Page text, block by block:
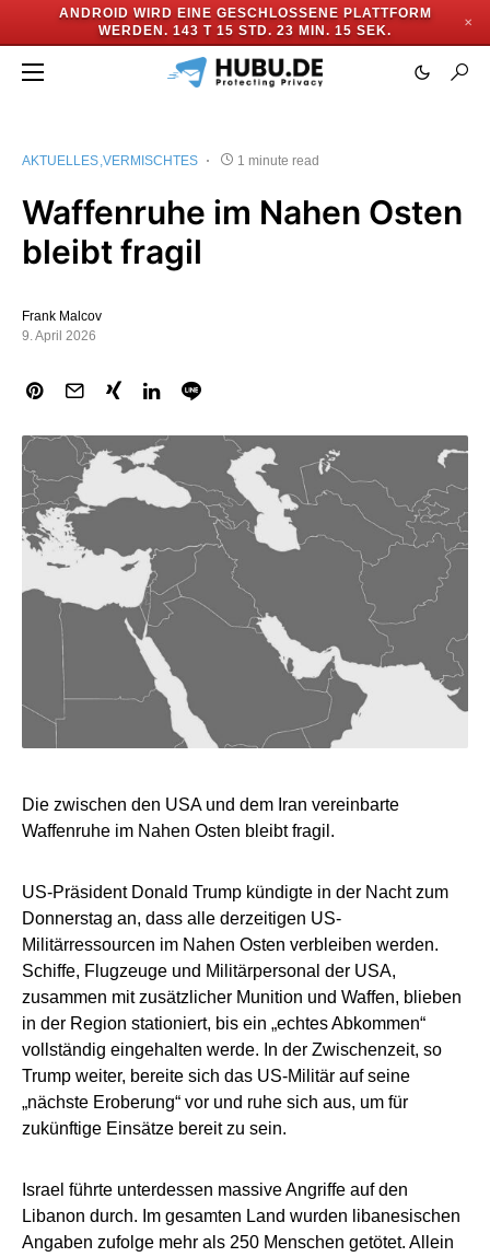
ANDROID WIRD EINE GESCHLOSSENE PLATTFORM
WERDEN. 143 T 15 STD. 23 MIN. 14 SEK.
✕
AKTUELLES VERMISCHTES 1 minute read
Waffenruhe im Nahen Osten
bleibt fragil
Frank Malcov
9. April 2026
Die zwischen den USA und dem Iran vereinbarte
Waffenruhe im Nahen Osten bleibt fragil.
US-Präsident Donald Trump kündigte in der Nacht zum
Donnerstag an, dass alle derzeitigen US-
Militärressourcen im Nahen Osten verbleiben werden.
Schiffe, Flugzeuge und Militärpersonal der USA,
zusammen mit zusätzlicher Munition und Waffen, blieben
in der Region stationiert, bis ein „echtes Abkommen“
vollständig eingehalten werde. In der Zwischenzeit, so
Trump weiter, bereite sich das US-Militär auf seine
„nächste Eroberung“ vor und ruhe sich aus, um für
zukünftige Einsätze bereit zu sein.
Israel führte unterdessen massive Angriffe auf den
Libanon durch. Im gesamten Land wurden libanesischen
Angaben zufolge mehr als 250 Menschen getötet. Allein